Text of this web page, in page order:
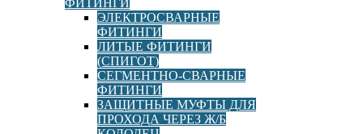
ФИТИНГИ
ЭЛЕКТРОСВАРНЫЕ
ФИТИНГИ
ЛИТЫЕ ФИТИНГИ
(СПИГОТ)
СЕГМЕНТНО-СВАРНЫЕ
ФИТИНГИ
ЗАЩИТНЫЕ МУФТЫ ДЛЯ
ПРОХОДА ЧЕРЕЗ Ж/Б
Муфта электросварная d63мм SDR11 AVIS (салфетка в
комплекте)